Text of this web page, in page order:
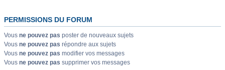
PERMISSIONS DU FORUM
Vous ne pouvez pas poster de nouveaux sujets
Vous ne pouvez pas répondre aux sujets
Vous ne pouvez pas modifier vos messages
Vous ne pouvez pas supprimer vos messages